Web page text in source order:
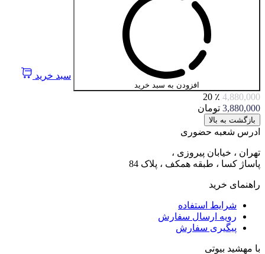
افزودن به سبد خرید
سبد خرید
4,880,000 ٪ 20
3,880,000 تومان
بازگشت به بالا
ادرس شعبه حضوری
تهران ، خیابان پیروزی ،
پاساژ کسا ، طبقه همکف ، پلاک 84
راهنمای خرید
شرایط استفاده
رویه ارسال سفارش
پیگیری سفارش
با مهشید بیوتی